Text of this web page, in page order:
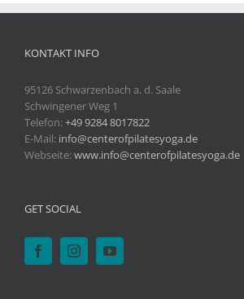
KONTAKT INFO
95126 Schwarzenbach a. d. Saale
Schwingener Weg 1
Telefon:+49 9284 8017822
E-Mail: info@centerofpilatesyoga.de
Webseite:www.info@centerofpilatesyoga.de
GET SOCIAL